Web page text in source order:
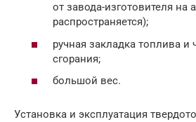
от завода-изготовителя на
распространяется);
ручная закладка топлива и
сгорания;
большой вес.
Установка и эксплуатация